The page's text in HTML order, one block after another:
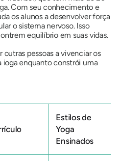
Com seu conhecimento e
os alunos a desenvolver força
o sistema nervoso. Isso
equilíbrio em suas vidas.
pessoas a vivenciar os
enquanto constrói uma
Estilos de
Yoga
Ensinados